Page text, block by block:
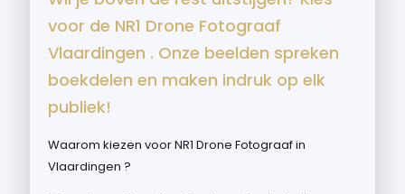
voor de NR1 Drone Fotograaf
Vlaardingen . Onze beelden spreken
boekdelen en maken indruk op elk
publiek!
Waarom kiezen voor NR1 Drone Fotograaf in
Vlaardingen ?